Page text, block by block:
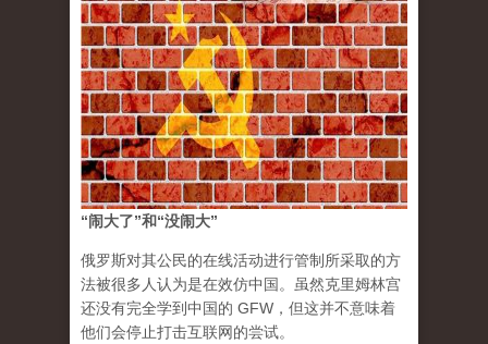
“闹大了”和“没闹大”
俄罗斯对其公民的在线活动进行管制所采取的方
法被很多人认为是在效仿中国。虽然克里姆林宫
还没有完全学到中国的 GFW，但这并不意味着
他们会停止打击互联网的尝试。